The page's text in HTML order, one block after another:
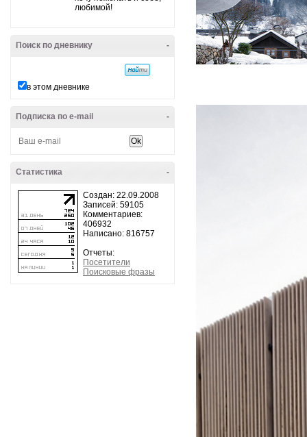
любимой!
-
Поиск по дневнику
в этом дневнике
-
Подписка по e-mail
-
Статистика
Создан: 22.09.2008
Записей: 59105
Комментариев:
406932
Написано: 816757
Отчеты:
Посетители
Поисковые фразы